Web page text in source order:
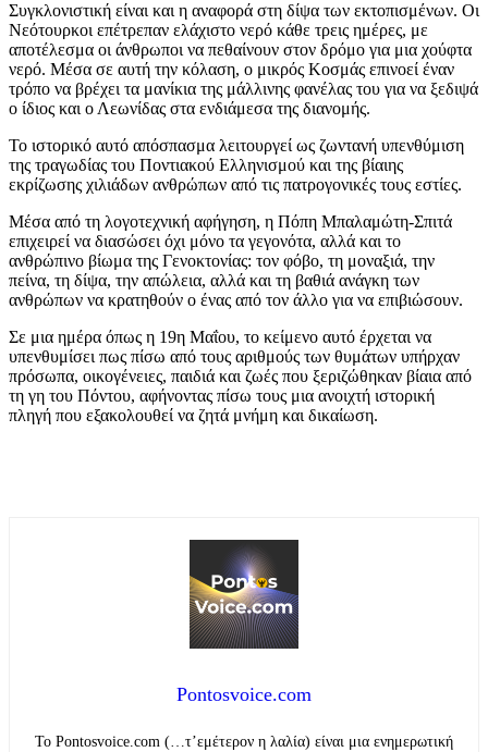
Συγκλονιστική είναι και η αναφορά στη δίψα των εκτοπισμένων. Οι
Νεότουρκοι επέτρεπαν ελάχιστο νερό κάθε τρεις ημέρες, με
αποτέλεσμα οι άνθρωποι να πεθαίνουν στον δρόμο για μια χούφτα
νερό. Μέσα σε αυτή την κόλαση, ο μικρός Κοσμάς επινοεί έναν
τρόπο να βρέχει τα μανίκια της μάλλινης φανέλας του για να ξεδιψά
ο ίδιος και ο Λεωνίδας στα ενδιάμεσα της διανομής.
Το ιστορικό αυτό απόσπασμα λειτουργεί ως ζωντανή υπενθύμιση
της τραγωδίας του Ποντιακού Ελληνισμού και της βίαιης
εκρίζωσης χιλιάδων ανθρώπων από τις πατρογονικές τους εστίες.
Μέσα από τη λογοτεχνική αφήγηση, η Πόπη Μπαλαμώτη-Σπιτά
επιχειρεί να διασώσει όχι μόνο τα γεγονότα, αλλά και το
ανθρώπινο βίωμα της Γενοκτονίας: τον φόβο, τη μοναξιά, την
πείνα, τη δίψα, την απώλεια, αλλά και τη βαθιά ανάγκη των
ανθρώπων να κρατηθούν ο ένας από τον άλλο για να επιβιώσουν.
Σε μια ημέρα όπως η 19η Μαΐου, το κείμενο αυτό έρχεται να
υπενθυμίσει πως πίσω από τους αριθμούς των θυμάτων υπήρχαν
πρόσωπα, οικογένειες, παιδιά και ζωές που ξεριζώθηκαν βίαια από
τη γη του Πόντου, αφήνοντας πίσω τους μια ανοιχτή ιστορική
πληγή που εξακολουθεί να ζητά μνήμη και δικαίωση.
Pontosvoice.com
Το Pontosvoice.com (…τ’εμέτερον η λαλία) είναι μια ενημερωτική